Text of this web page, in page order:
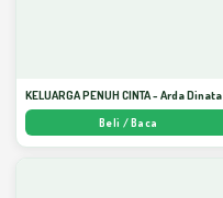
KELUARGA PENUH CINTA - Arda Dinata
Beli / Baca